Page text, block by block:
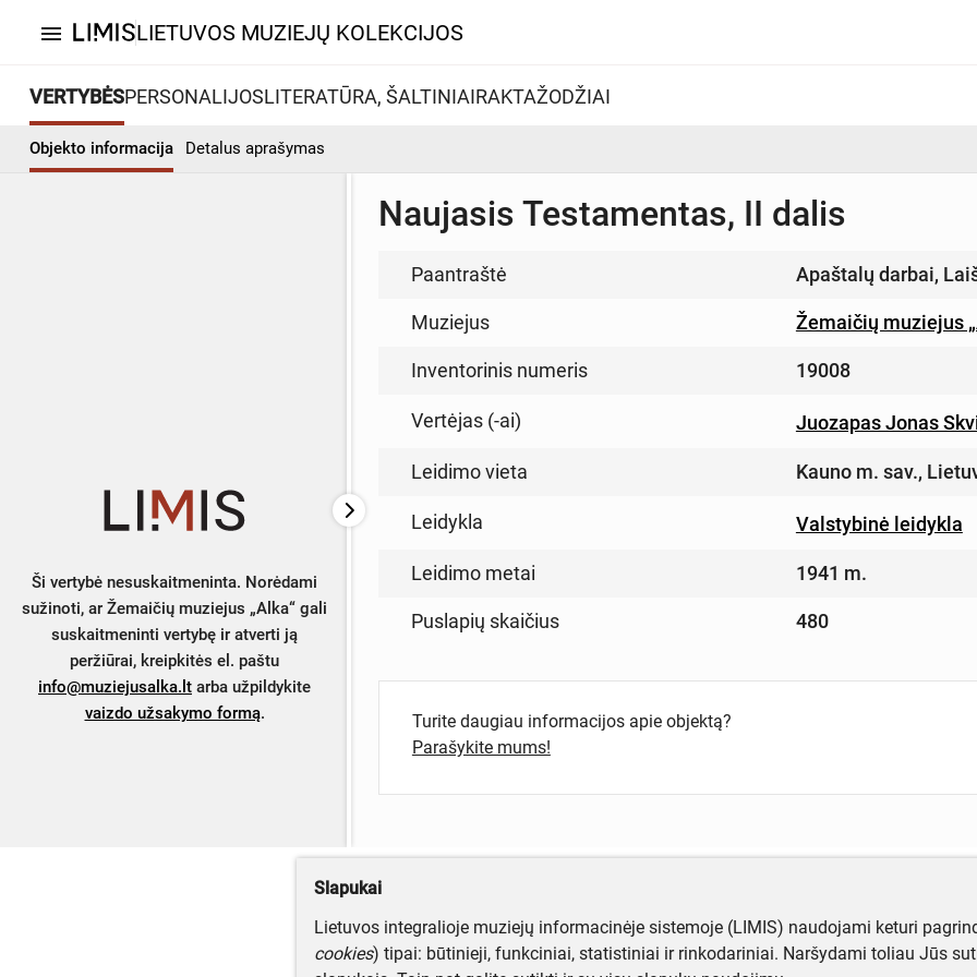
menu LIETUVOS MUZIEJŲ KOLEKCIJOS
VERTYBĖSPERSONALIJOSLITERATŪRA, ŠALTINIAIRAKTAŽODŽIAI
Objekto informacija Detalus aprašymas
Ši vertybė nesuskaitmeninta. Norėdami
sužinoti, ar Žemaičių muziejus „Alka“ gali
suskaitmeninti vertybę ir atverti ją
peržiūrai, kreipkitės el. paštu
info@muziejusalka.lt arba užpildykite
vaizdo užsakymo formą.
Naujasis Testamentas, II dalis
Paantraštė Apaštalų darbai,
Muziejus Žemaičių muziejus
Inventorinis numeris 19008
Vertėjas (-ai) Juozapas Jonas
Leidimo vieta Kauno m. sav.,
Leidykla Valstybinė leidykla
Leidimo metai 1941 m.
Puslapių skaičius 480
Turite daugiau informacijos apie objektą?
Parašykite mums!
Slapukai
Lietuvos integralioje muziejų informacinėje sistemoje (LIMIS) naudojami keturi
cookies) tipai: būtinieji, funkciniai, statistiniai ir rinkodariniai. Naršydami toliau Jūs